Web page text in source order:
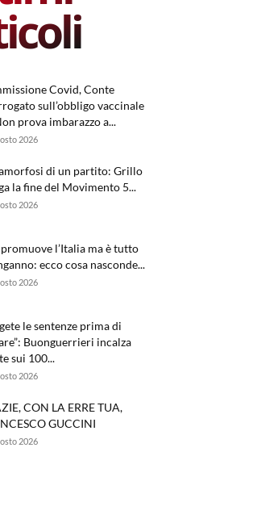
Covid, Conte
sull’obbligo vaccinale
prova imbarazzo a...
2026
di un partito: Grillo
la fine del Movimento 5...
2026
l’Italia ma è tutto
ecco cosa nasconde...
2026
le sentenze prima di
Buonguerrieri incalza
sui 100...
2026
CON LA ERRE TUA,
GUCCINI
2026